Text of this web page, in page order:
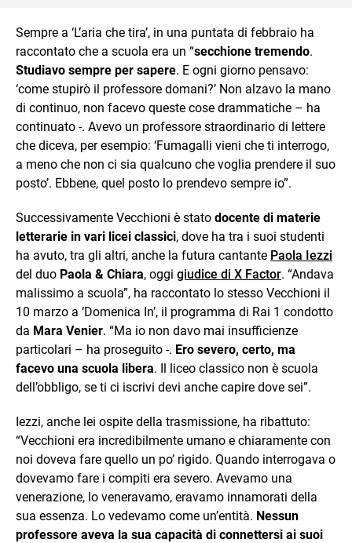
Sempre a ‘L’aria che tira’, in una puntata di febbraio ha
raccontato che a scuola era un “secchione tremendo.
Studiavo sempre per sapere. E ogni giorno pensavo:
‘come stupirò il professore domani?’ Non alzavo la mano
di continuo, non facevo queste cose drammatiche – ha
continuato -. Avevo un professore straordinario di lettere
che diceva, per esempio: ‘Fumagalli vieni che ti interrogo,
a meno che non ci sia qualcuno che voglia prendere il suo
posto’. Ebbene, quel posto lo prendevo sempre io”.
Successivamente Vecchioni è stato docente di materie
letterarie in vari licei classici, dove ha tra i suoi studenti
ha avuto, tra gli altri, anche la futura cantante Paola Iezzi
del duo Paola & Chiara, oggi giudice di X Factor. “Andava
malissimo a scuola”, ha raccontato lo stesso Vecchioni il
10 marzo a ‘Domenica In’, il programma di Rai 1 condotto
da Mara Venier. “Ma io non davo mai insufficienze
particolari – ha proseguito -. Ero severo, certo, ma
facevo una scuola libera. Il liceo classico non è scuola
dell’obbligo, se ti ci iscrivi devi anche capire dove sei”.
Iezzi, anche lei ospite della trasmissione, ha ribattuto:
“Vecchioni era incredibilmente umano e chiaramente con
noi doveva fare quello un po’ rigido. Quando interrogava o
dovevamo fare i compiti era severo. Avevamo una
venerazione, lo veneravamo, eravamo innamorati della
sua essenza. Lo vedevamo come un’entità. Nessun
professore aveva la sua capacità di connettersi ai suoi